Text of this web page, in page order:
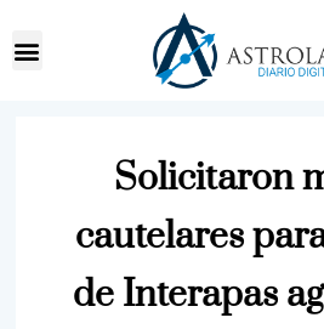
Solicitaron
cautelares
de Interapas